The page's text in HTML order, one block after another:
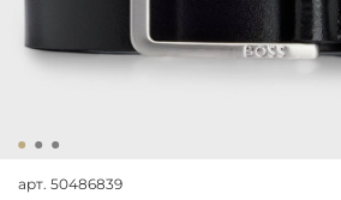
арт. 50486839